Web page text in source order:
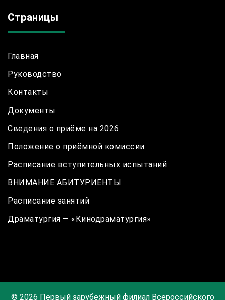
Страницы
Главная
Руководство
Контакты
Документы
Сведения о приёме на 2026
Положение о приёмной комиссии
Расписание вступительных испытаний
ВНИМАНИЕ АБИТУРИЕНТЫ
Расписание занятий
Драматургия — «Кинодраматургия»
© 2026 Первый зарубежный филиал Всероссийского